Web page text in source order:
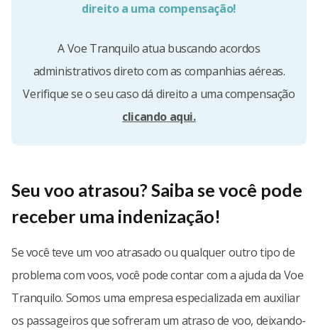
direito a uma compensação!
A Voe Tranquilo atua buscando acordos
administrativos direto com as companhias aéreas.
Verifique se o seu caso dá direito a uma compensação
clicando aqui.
Seu voo atrasou? Saiba se você pode
receber uma indenização!
Se você teve um voo atrasado ou qualquer outro tipo de
problema com voos, você pode contar com a ajuda da Voe
Tranquilo. Somos uma empresa especializada em auxiliar
os passageiros que sofreram um atraso de voo, deixando-